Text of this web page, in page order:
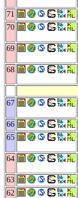
71
70
69
68
67
66
65
64
63
62